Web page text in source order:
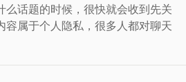
么话题的时候，很快就会收到先关
容属于个人隐私，很多人都对聊天